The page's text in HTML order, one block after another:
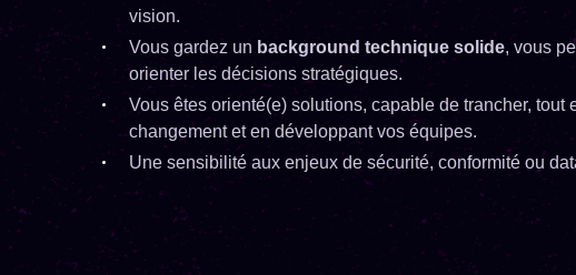
vision.
Vous gardez un background technique solide, vous
orienter les décisions stratégiques.
Vous êtes orienté(e) solutions, capable de trancher, tout
changement et en développant vos équipes.
Une sensibilité aux enjeux de sécurité, conformité ou